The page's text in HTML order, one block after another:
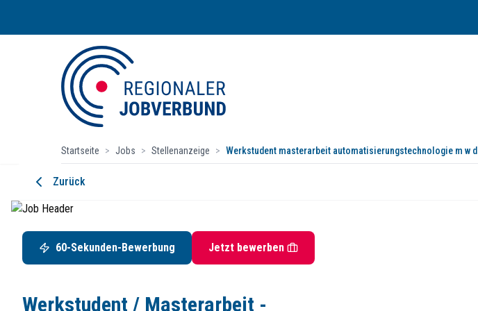
Startseite > Jobs > Stellenanzeige > Werkstudent masterarbeit automatisierungstechnologie m w
Werkstudent / Masterarbeit -
Harburg-Freudenberger Maschinenbau GmbH
Startdatum:
ab sofort
Studentenjob
Die Mischung machts
Zurück
60-Sekunden-Bewerbung Jetzt bewerben
Werkstudent / Masterarbeit -